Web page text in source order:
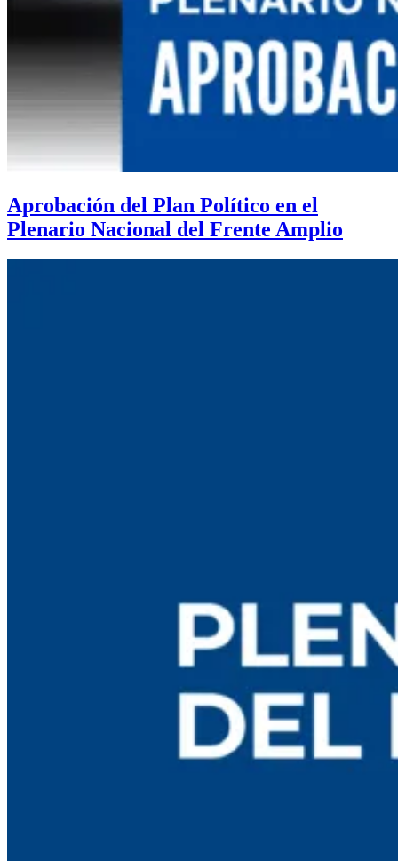
Aprobación del Plan Político en el
Plenario Nacional del Frente Amplio